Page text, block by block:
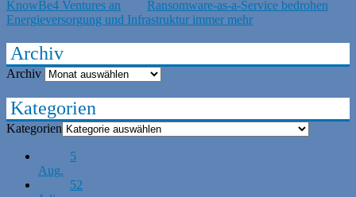
KnowBe4 Ventures an
Ransomware-as-a-Service bedrohen
Energieversorgung und Infrastruktur immer mehr
Archiv
Archiv
Kategorien
Kategorien
5
Aug.
52